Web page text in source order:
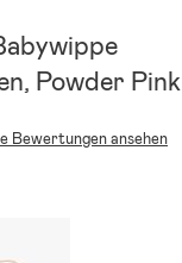
Powder Pink
Bewertungen ansehen